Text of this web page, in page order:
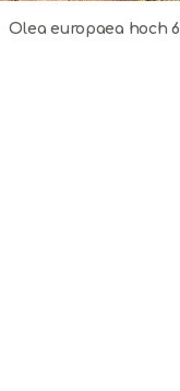
Olea europaea hoch